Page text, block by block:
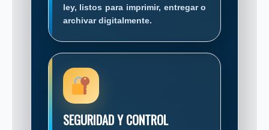
ley, listos para imprimir, entregar o
archivar digitalmente.
SEGURIDAD Y CONTROL